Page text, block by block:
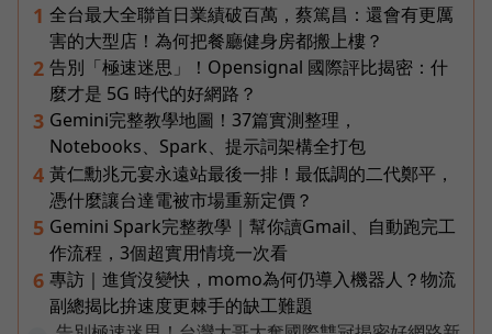
1 全台最大全聯首日業績破百萬，蔡篤昌：還會有更厲
害的大型店！為何把餐廳健身房都搬上樓？
2 告別「極速迷思」！Opensignal 國際評比揭密：什
麼才是 5G 時代的好網路？
3 Gemini完整教學地圖！37篇實測整理，
Notebooks、Spark、提示詞架構全打包
4 黃仁勳兆元宴永遠站最後一排！最低調的二代鄭平，
憑什麼讓台達電被市場重新定價？
5 Gemini Spark完整教學｜幫你讀Gmail、自動跑完工
作流程，3個超實用情境一次看
6 專訪｜進貨沒變快，momo為何仍導入機器人？物流
副總揭比拚速度更棘手的缺工難題